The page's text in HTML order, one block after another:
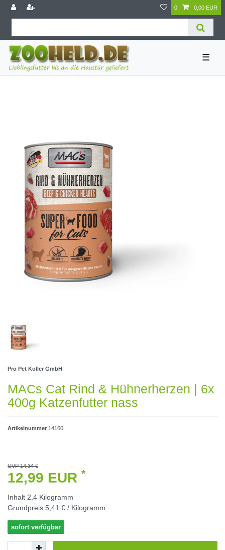
0 0,00 EUR
☰
Pro Pet Koller GmbH
MACs Cat Rind & Hühnerherzen | 6x
400g Katzenfutter nass
Artikelnummer 14160
UVP 14,34 €
12,99 EUR *
Inhalt 2,4 Kilogramm
Grundpreis 5,41 € / Kilogramm
sofort verfügbar